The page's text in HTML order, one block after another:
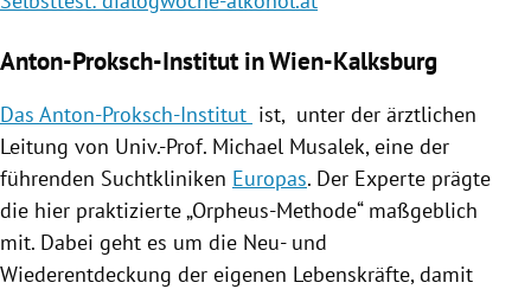
Anton-Proksch-Institut in Wien-Kalksburg
Das Anton-Proksch-Institut ist, unter der ärztlichen
Leitung von Univ.-Prof. Michael Musalek, eine der
führenden Suchtkliniken Europas. Der Experte prägte
die hier praktizierte „Orpheus-Methode“ maßgeblich
mit. Dabei geht es um die Neu- und
Wiederentdeckung der eigenen Lebenskräfte, damit